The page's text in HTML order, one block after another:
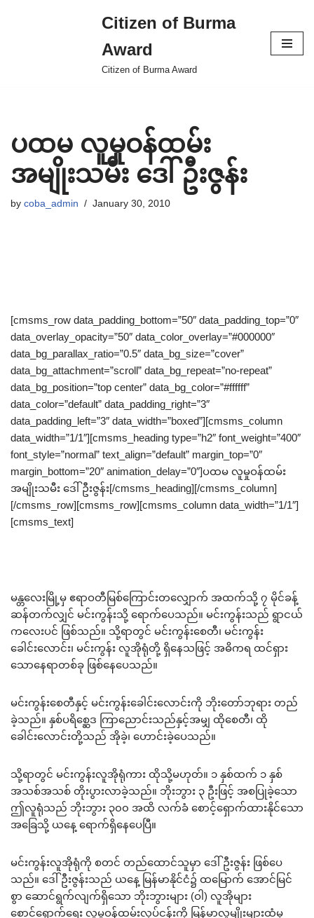
Citizen of Burma
Award
Citizen of Burma Award
ပထမ လူမှုဝန်ထမ်း
အမျိုးသမီး ဒေါ်ဦးဇွန်း
by coba_admin January 30, 2010
[cmsms_row data_padding_bottom=”50″ data_padding_top=”0″
data_overlay_opacity=”50″ data_color_overlay=”#000000″
data_bg_parallax_ratio=”0.5″ data_bg_size=”cover”
data_bg_attachment=”scroll” data_bg_repeat=”no-repeat”
data_bg_position=”top center” data_bg_color=”#ffffff”
data_color=”default” data_padding_right=”3″
data_padding_left=”3″ data_width=”boxed”][cmsms_column
data_width=”1/1″][cmsms_heading type=”h2″ font_weight=”400″
font_style=”normal” text_align=”default” margin_top=”0″
margin_bottom=”20″ animation_delay=”0″]ပထမ လူမှုဝန်ထမ်း
အမျိုးသမီး ဒေါ်ဦးဇွန်း[/cmsms_heading][/cmsms_column]
[/cmsms_row][cmsms_row][cmsms_column data_width=”1/1″]
[cmsms_text]
မန္တလေးမြို့မှ ဧရာဝတီမြစ်ကြောင်းတလျှောက် အထက်သို့ ၇ မိုင်ခန့်
ဆန်တက်လျှင် မင်းကွန်းသို့ ရောက်ပေသည်။ မင်းကွန်းသည် ရွာငယ်
ကလေးပင် ဖြစ်သည်။ သို့ရာတွင် မင်းကွန်းစေတီ၊ မင်းကွန်း
ခေါင်းလောင်း၊ မင်းကွန်း လူအိုရုံတို့ ရှိနေသဖြင့် အဓိကရ ထင်ရှား
သောနေရာတစ်ခု ဖြစ်နေပေသည်။
မင်းကွန်းစေတီနှင့် မင်းကွန်းခေါင်းလောင်းကို ဘိုးတော်ဘုရား တည်
ခဲ့သည်။ နှစ်ပရိစ္ဆေဒ ကြာညောင်းသည်နှင့်အမျှ ထိုစေတီ၊ ထို
ခေါင်းလောင်းတို့သည် အိုခဲ့၊ ဟောင်းခဲ့ပေသည်။
သို့ရာတွင် မင်းကွန်းလူအိုရုံကား ထိုသို့မဟုတ်။ ၁ နှစ်ထက် ၁ နှစ်
အသစ်အသစ် တိုးပွားလာခဲ့သည်။ ဘိုးဘွား ၃ ဦးဖြင့် အစပြုခဲ့သော
ဤလူရုံသည် ဘိုးဘွား ၃၀၀ အထိ လက်ခံ စောင့်ရှောက်ထားနိုင်သော
အခြေသို့ ယနေ့ ရောက်ရှိနေပေပြီ။
မင်းကွန်းလူအိုရုံကို စတင် တည်ထောင်သူမှာ ဒေါ်ဦးဇွန်း ဖြစ်ပေ
သည်။ ဒေါ်ဦးဇွန်းသည် ယနေ့ မြန်မာနိုင်ငံ၌ ထမြောက် အောင်မြင်
စွာ ဆောင်ရွက်လျက်ရှိသော ဘိုးဘွားများ (ဝါ) လူအိုများ
စောင့်ရှောက်ရေး လူမှုဝန်ထမ်းလုပ်ငန်းကို မြန်မာလူမျိုးများထံမှ